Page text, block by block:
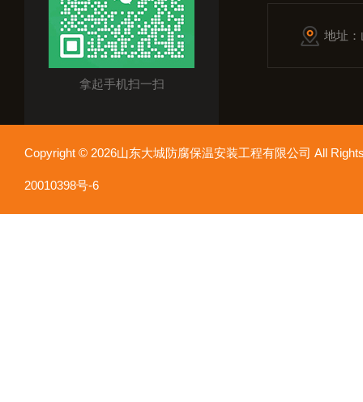
拿起手机扫一扫
地址
Copyright © 2026山东大城防腐保温安装工程有限公司 All
20010398号-6